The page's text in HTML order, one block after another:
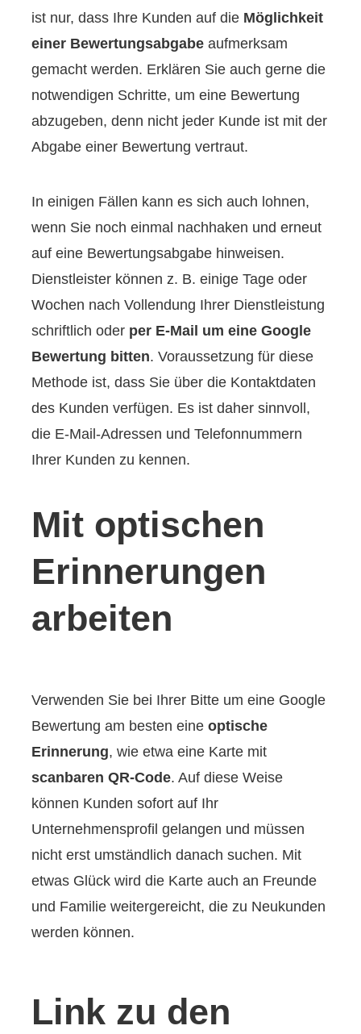
ist nur, dass Ihre Kunden auf die Möglichkeit
einer Bewertungsabgabe aufmerksam
gemacht werden. Erklären Sie auch gerne die
notwendigen Schritte, um eine Bewertung
abzugeben, denn nicht jeder Kunde ist mit der
Abgabe einer Bewertung vertraut.
In einigen Fällen kann es sich auch lohnen,
wenn Sie noch einmal nachhaken und erneut
auf eine Bewertungsabgabe hinweisen.
Dienstleister können z. B. einige Tage oder
Wochen nach Vollendung Ihrer Dienstleistung
schriftlich oder per E-Mail um eine Google
Bewertung bitten. Voraussetzung für diese
Methode ist, dass Sie über die Kontaktdaten
des Kunden verfügen. Es ist daher sinnvoll,
die E-Mail-Adressen und Telefonnummern
Ihrer Kunden zu kennen.
Mit optischen
Erinnerungen
arbeiten
Verwenden Sie bei Ihrer Bitte um eine Google
Bewertung am besten eineoptische
Erinnerung, wie etwa eine Karte mit
scanbaren QR-Code. Auf diese Weise
können Kunden sofort auf Ihr
Unternehmensprofil gelangen und müssen
nicht erst umständlich danach suchen. Mit
etwas Glück wird die Karte auch an Freunde
und Familie weitergereicht, die zu Neukunden
werden können.
Link zu den